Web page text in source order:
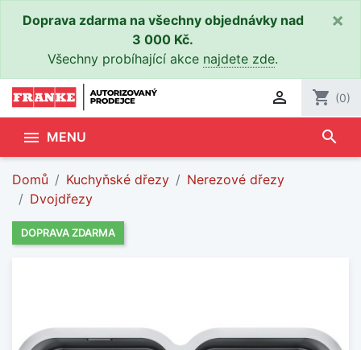
Doprava zdarma na všechny objednávky nad
3 000 Kč.
Všechny probíhající akce najdete zde.
×
 shopping_cart (0)
 MENU search
Domů Kuchyňské dřezy
Nerezové dřezy
Dvojdřezy
DOPRAVA ZDARMA